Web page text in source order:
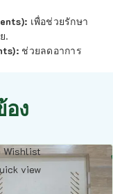
เพื่อช่วยรักษา
.
ช่วยลดอาการ
ง
Wishlist
view